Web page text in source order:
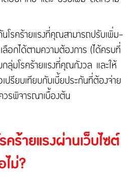
โรคร้ายแรงที่คุณสามารถปรับเพิ่ม-
อกได้ตามความต้องการ (ได้ครบที่
มโรคร้ายแรงที่คุณกังวล และให้
ปรียบเทียบกับเบี้ยประกันที่ต้องจ่าย
รพิจารณาเบื้องต้น
ร้ายแรงผ่านเว็บไซต์
ม่?